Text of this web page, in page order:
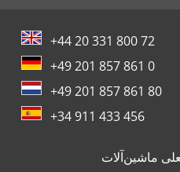
+44 20 331 800 72
+49 201 857 861 0
+49 201 857 861 80
+34 911 433 456